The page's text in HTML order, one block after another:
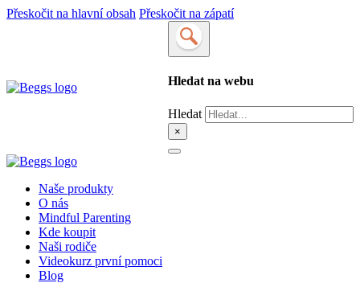
Přeskočit na hlavní obsah Přeskočit na zápatí
Hledat na webu
Hledat
×
Naše produkty
O nás
Mindful Parenting
Kde koupit
Naši rodiče
Videokurz první pomoci
Blog